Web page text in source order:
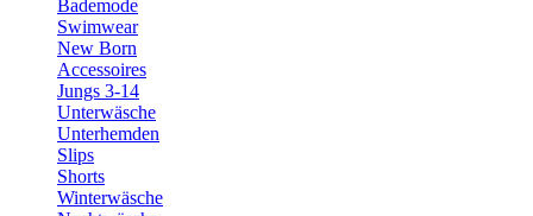
Bademode
Swimwear
New Born
Accessoires
Jungs 3-14
Unterwäsche
Unterhemden
Slips
Shorts
Winterwäsche